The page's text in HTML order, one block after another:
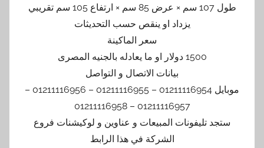
طول 107 سم × عرض 85 سم × ارتفاع 105 سم تقريبي
يزداد او ينقص حسب التحديثات
سعر الماكينة
1500 دولار او ما يعادله بالجنيه المصرى
بيانات الاتصال و التواصل
موبايل 01211116954 – 01211116955 – 01211116956 –
01211116957 – 01211116958
ستجد تليفونات المبيعات و عناوين و لوكيشنات فروع
الشركة في هذا الرابط